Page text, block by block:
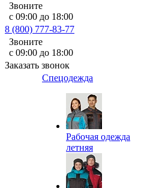
Звоните
с 09:00 до 18:00
8 (800) 777-83-77
Звоните
с 09:00 до 18:00
Заказать звонок
Спецодежда
Рабочая одежда
летняя